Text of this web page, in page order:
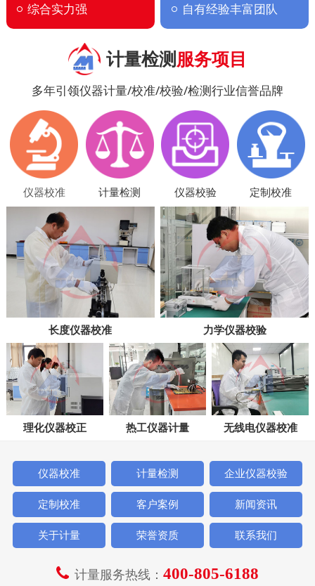
综合实力强
自有经验丰富团队
计量检测服务项目
多年引领仪器计量/校准/校验/检测行业信誉品牌
仪器校准 计量检测 仪器校验 定制校准
长度仪器校准 力学仪器校验
理化仪器校正 热工仪器计量 无线电仪器校准
仪器校准 计量检测 企业仪器校验
定制校准 客户案例 新闻资讯
关于计量 荣誉资质 联系我们
计量服务热线： 400-805-6188